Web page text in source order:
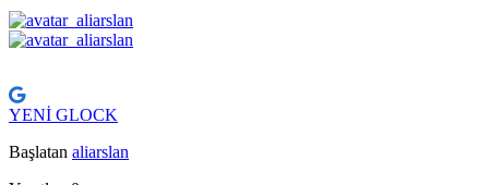
YENİ GLOCK
Başlatan aliarslan